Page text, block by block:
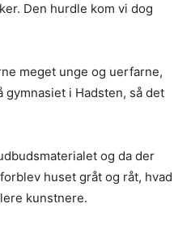
Den hurdle kom vi dog
meget unge og uerfarne,
gymnasiet i Hadsten, så det
og da der
huset gråt og råt, hvad
kunstnere.